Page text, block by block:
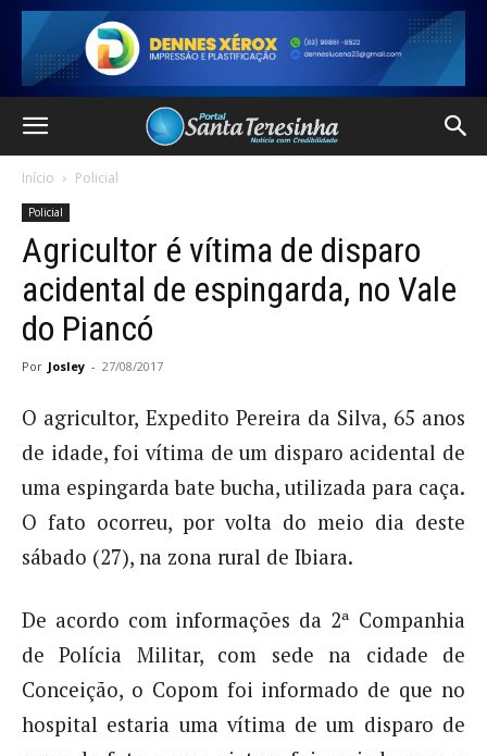
Início Policial
Policial
Agricultor é vítima de disparo
acidental de espingarda, no Vale
do Piancó
Por Josley - 27/08/2017
O agricultor, Expedito Pereira da Silva, 65 anos
de idade, foi vítima de um disparo acidental de
uma espingarda bate bucha, utilizada para caça.
O fato ocorreu, por volta do meio dia deste
sábado (27), na zona rural de Ibiara.
De acordo com informações da 2ª Companhia
de Polícia Militar, com sede na cidade de
Conceição, o Copom foi informado de que no
hospital estaria uma vítima de um disparo de